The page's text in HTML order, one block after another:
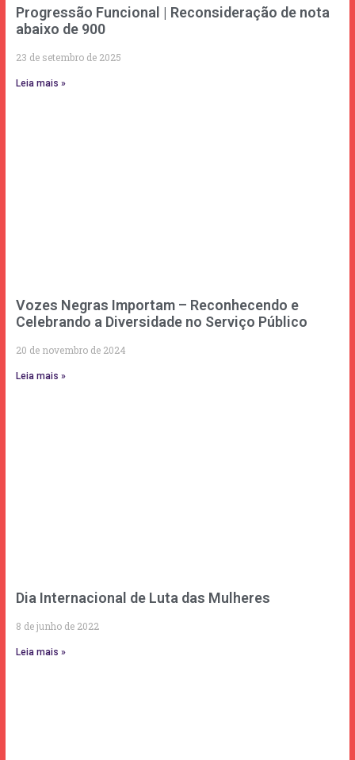
Progressão Funcional | Reconsideração de nota
abaixo de 900
23 de setembro de 2025
Leia mais »
Vozes Negras Importam – Reconhecendo e
Celebrando a Diversidade no Serviço Público
20 de novembro de 2024
Leia mais »
Dia Internacional de Luta das Mulheres
8 de junho de 2022
Leia mais »